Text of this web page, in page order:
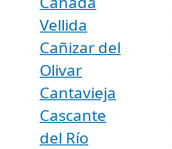
Vellida
Cañizar del
Olivar
Cantavieja
Cascante
del Río